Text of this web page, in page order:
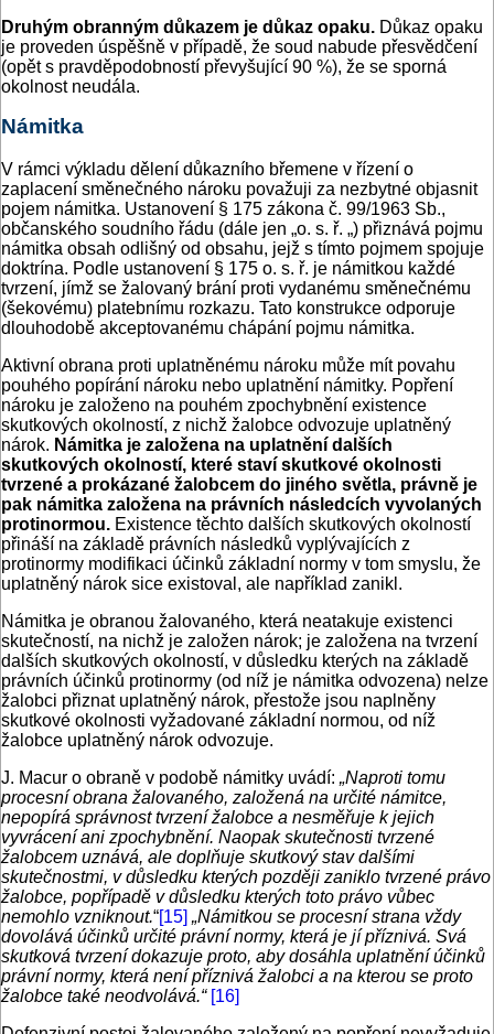
Druhým obranným důkazem je důkaz opaku. Důkaz opaku
je proveden úspěšně v případě, že soud nabude přesvědčení
(opět s pravděpodobností převyšující 90 %), že se sporná
okolnost neudála.
Námitka
V rámci výkladu dělení důkazního břemene v řízení o
zaplacení směnečného nároku považuji za nezbytné objasnit
pojem námitka. Ustanovení § 175 zákona č. 99/1963 Sb.,
občanského soudního řádu (dále jen „o. s. ř. „) přiznává pojmu
námitka obsah odlišný od obsahu, jejž s tímto pojmem spojuje
doktrína. Podle ustanovení § 175 o. s. ř. je námitkou každé
tvrzení, jímž se žalovaný brání proti vydanému směnečnému
(šekovému) platebnímu rozkazu. Tato konstrukce odporuje
dlouhodobě akceptovanému chápání pojmu námitka.
Aktivní obrana proti uplatněnému nároku může mít povahu
pouhého popírání nároku nebo uplatnění námitky. Popření
nároku je založeno na pouhém zpochybnění existence
skutkových okolností, z nichž žalobce odvozuje uplatněný
nárok. Námitka je založena na uplatnění dalších
skutkových okolností, které staví skutkové okolnosti
tvrzené a prokázané žalobcem do jiného světla, právně je
pak námitka založena na právních následcích vyvolaných
protinormou. Existence těchto dalších skutkových okolností
přináší na základě právních následků vyplývajících z
protinormy modifikaci účinků základní normy v tom smyslu, že
uplatněný nárok sice existoval, ale například zanikl.
Námitka je obranou žalovaného, která neatakuje existenci
skutečností, na nichž je založen nárok; je založena na tvrzení
dalších skutkových okolností, v důsledku kterých na základě
právních účinků protinormy (od níž je námitka odvozena) nelze
žalobci přiznat uplatněný nárok, přestože jsou naplněny
skutkové okolnosti vyžadované základní normou, od níž
žalobce uplatněný nárok odvozuje.
J. Macur o obraně v podobě námitky uvádí: „Naproti tomu
procesní obrana žalovaného, založená na určité námitce,
nepopírá správnost tvrzení žalobce a nesměřuje k jejich
vyvrácení ani zpochybnění. Naopak skutečnosti tvrzené
žalobcem uznává, ale doplňuje skutkový stav dalšími
skutečnostmi, v důsledku kterých později zaniklo tvrzené právo
žalobce, popřípadě v důsledku kterých toto právo vůbec
nemohlo vzniknout.“[15] „Námitkou se procesní strana vždy
dovolává účinků určité právní normy, která je jí příznivá. Svá
skutková tvrzení dokazuje proto, aby dosáhla uplatnění účinků
právní normy, která není příznivá žalobci a na kterou se proto
žalobce také neodvolává.“ [16]